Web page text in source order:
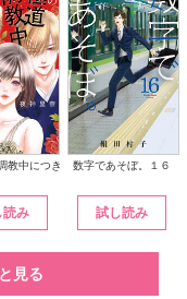
教中につき
読み
数字であそぼ。１６
試し読み
見る